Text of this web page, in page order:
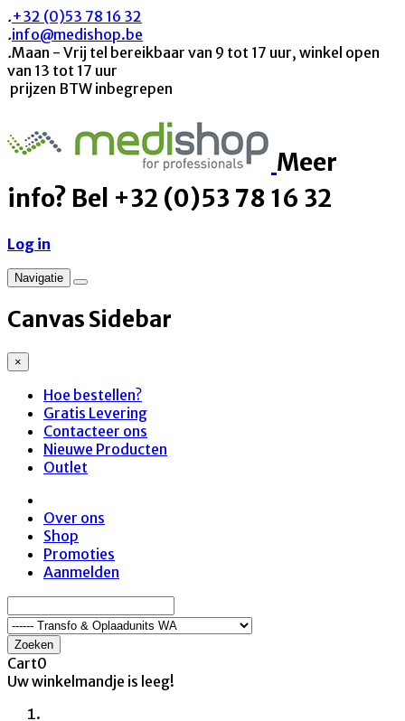
.+32 (0)53 78 16 32
.info@medishop.be
.Maan - Vrij tel bereikbaar van 9 tot 17 uur, winkel open
van 13 tot 17 uur
prijzen BTW inbegrepen
Meer
info? Bel +32 (0)53 78 16 32
Log in
Navigatie
Canvas Sidebar
×
Hoe bestellen?
Gratis Levering
Contacteer ons
Nieuwe Producten
Outlet
Over ons
Shop
Promoties
Aanmelden
Zoeken
Cart0
Uw winkelmandje is leeg!